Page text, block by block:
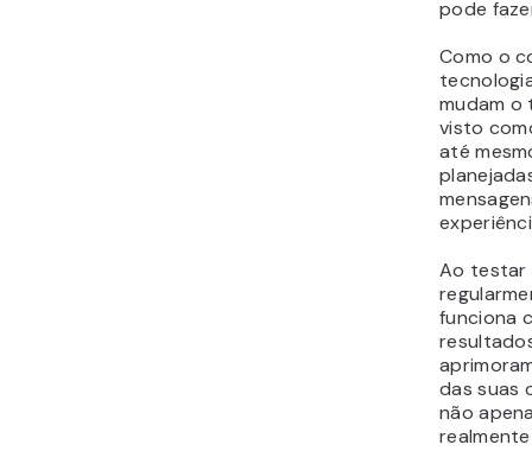
pode
Como o
mudam o
visto
até
Ao testar
funciona
das suas
não